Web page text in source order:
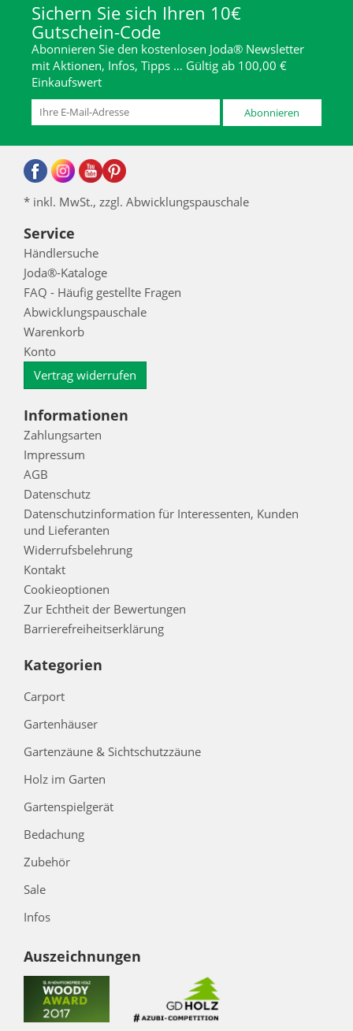
Sichern Sie sich Ihren 10€
Gutschein-Code
Abonnieren Sie den kostenlosen Joda® Newsletter
mit Aktionen, Infos, Tipps … Gültig ab 100,00 €
Einkaufswert
Abonnieren
* inkl. MwSt., zzgl. Abwicklungspauschale
Service
Händlersuche
Joda®-Kataloge
FAQ - Häufig gestellte Fragen
Abwicklungspauschale
Warenkorb
Konto
Vertrag widerrufen
Informationen
Zahlungsarten
Impressum
AGB
Datenschutz
Datenschutzinformation für Interessenten, Kunden
und Lieferanten
Widerrufsbelehrung
Kontakt
Cookieoptionen
Zur Echtheit der Bewertungen
Barrierefreiheitserklärung
Kategorien
Carport
Gartenhäuser
Gartenzäune & Sichtschutzzäune
Holz im Garten
Gartenspielgerät
Bedachung
Zubehör
Sale
Infos
Auszeichnungen